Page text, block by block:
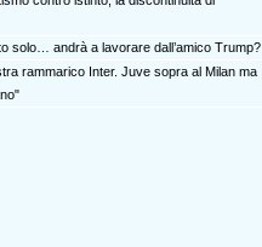
solo… andrà a lavorare dall’amico Trump?
rammarico Inter. Juve sopra al Milan ma